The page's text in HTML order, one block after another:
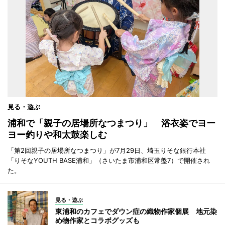
見る・遊ぶ
浦和で「親子の居場所なつまつり」 浴衣姿でヨー
ヨー釣りや和太鼓楽しむ
「第2回親子の居場所なつまつり」が7月29日、埼玉りそな銀行本社
「りそなYOUTH BASE浦和」（さいたま市浦和区常盤7）で開催され
た。
見る・遊ぶ
東浦和のカフェでダウン症の織物作家個展 地元染
め物作家とコラボグッズも